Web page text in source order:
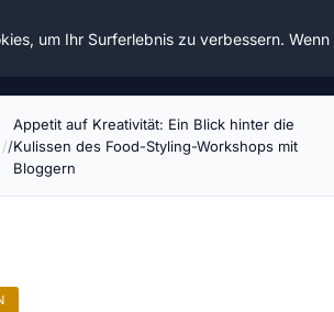
Appetit auf Kreativität: Ein Blick hinter die
Kulissen des Food-Styling-Workshops mit
Bloggern
um Ihr Surferlebnis zu verbessern.